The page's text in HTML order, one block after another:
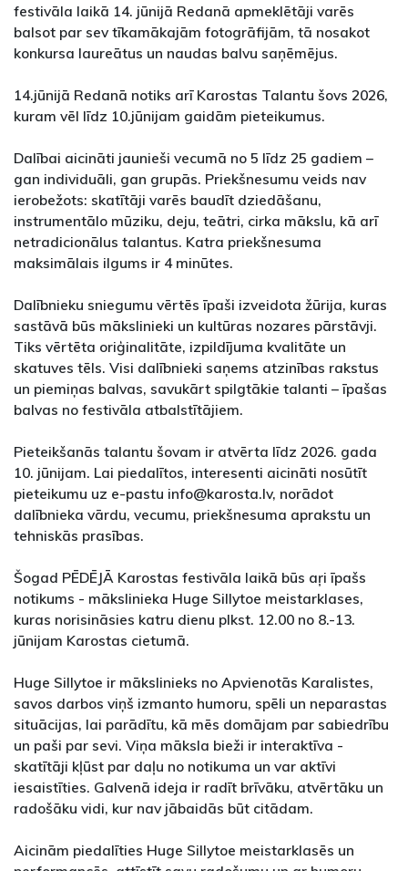
festivāla laikā 14. jūnijā Redanā apmeklētāji varēs
balsot par sev tīkamākajām fotogrāfijām, tā nosakot
konkursa laureātus un naudas balvu saņēmējus.
14.jūnijā Redanā notiks arī Karostas Talantu šovs 2026,
kuram vēl līdz 10.jūnijam gaidām pieteikumus.
Dalībai aicināti jaunieši vecumā no 5 līdz 25 gadiem –
gan individuāli, gan grupās. Priekšnesumu veids nav
ierobežots: skatītāji varēs baudīt dziedāšanu,
instrumentālo mūziku, deju, teātri, cirka mākslu, kā arī
netradicionālus talantus. Katra priekšnesuma
maksimālais ilgums ir 4 minūtes.
Dalībnieku sniegumu vērtēs īpaši izveidota žūrija, kuras
sastāvā būs mākslinieki un kultūras nozares pārstāvji.
Tiks vērtēta oriģinalitāte, izpildījuma kvalitāte un
skatuves tēls. Visi dalībnieki saņems atzinības rakstus
un piemiņas balvas, savukārt spilgtākie talanti – īpašas
balvas no festivāla atbalstītājiem.
Pieteikšanās talantu šovam ir atvērta līdz 2026. gada
10. jūnijam. Lai piedalītos, interesenti aicināti nosūtīt
pieteikumu uz e-pastu info@karosta.lv, norādot
dalībnieka vārdu, vecumu, priekšnesuma aprakstu un
tehniskās prasības.
Šogad PĒDĒJĀ Karostas festivāla laikā būs aŗi īpašs
notikums - mākslinieka Huge Sillytoe meistarklases,
kuras norisināsies katru dienu plkst. 12.00 no 8.-13.
jūnijam Karostas cietumā.
Huge Sillytoe ir mākslinieks no Apvienotās Karalistes,
savos darbos viņš izmanto humoru, spēli un neparastas
situācijas, lai parādītu, kā mēs domājam par sabiedrību
un paši par sevi. Viņa māksla bieži ir interaktīva -
skatītāji kļūst par daļu no notikuma un var aktīvi
iesaistīties. Galvenā ideja ir radīt brīvāku, atvērtāku un
radošāku vidi, kur nav jābaidās būt citādam.
Aicinām piedalīties Huge Sillytoe meistarklasēs un